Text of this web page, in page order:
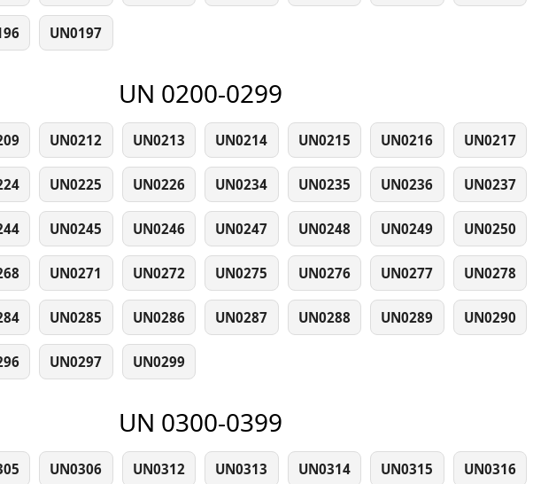
UN0197
UN 0200-0299
UN0212 UN0213 UN0214 UN0215 UN0216 UN0217
UN0225 UN0226 UN0234 UN0235 UN0236 UN0237
UN0245 UN0246 UN0247 UN0248 UN0249 UN0250
UN0271 UN0272 UN0275 UN0276 UN0277 UN0278
UN0285 UN0286 UN0287 UN0288 UN0289 UN0290
UN0297 UN0299
UN 0300-0399
UN0306 UN0312 UN0313 UN0314 UN0315 UN0316